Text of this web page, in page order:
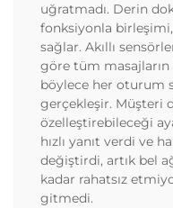
uğratmadı. Derin
fonksiyonla
sağlar. Akıllı
göre tüm
böylece her oturum
gerçekleşir. Müşteri
özelleştirebileceği
hızlı yanıt verdi ve
değiştirdi, artık bel
kadar rahatsız
gitmedi.